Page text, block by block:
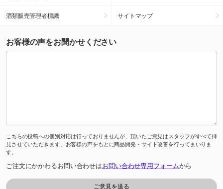
酒類販売管理者標識 サイトマップ
お客様の声をお聞かせください
こちらの投稿への個別対応は行っておりませんが、頂いたご意見はスタッフがすべて拝
見させていただきます。お客様の声をもとに商品開発・サイト改善を行ってまいりま
す。
ご注文にかかわるお問い合わせはお問い合わせ専用フォームから